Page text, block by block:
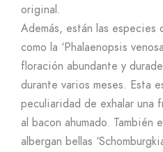
original.
Además, están las especies
como la ‘Phalaenopsis
floración abundante y
durante varios meses. Esta
peculiaridad de exhalar una
al bacon ahumado. También
albergan bellas